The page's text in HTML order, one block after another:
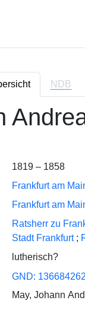
NDB
1819 – 1858
Frankfurt am
Frankfurt am
Ratsherr zu
Stadt Frankfurt ;
lutherisch?
GND: 136684262
May, Johann